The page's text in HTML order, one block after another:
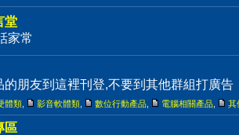
堂
家常
的朋友到這裡刊登,不要到其他群組打廣告
體類 影音軟體類 數位行動產品 電腦相關產品 其
區